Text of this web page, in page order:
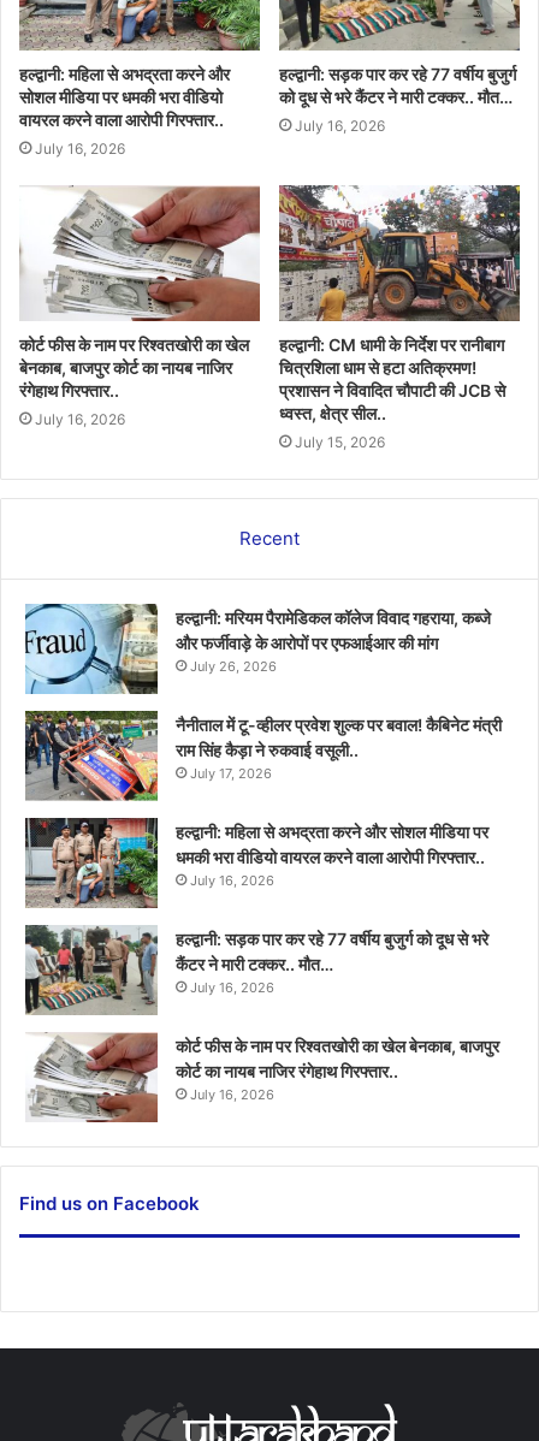
हल्द्वानी: महिला से अभद्रता करने और
सोशल मीडिया पर धमकी भरा वीडियो
वायरल करने वाला आरोपी गिरफ्तार..
July 16, 2026
हल्द्वानी: सड़क पार कर रहे 77 वर्षीय बुजुर्ग
को दूध से भरे कैंटर ने मारी टक्कर.. मौत…
July 16, 2026
कोर्ट फीस के नाम पर रिश्वतखोरी का खेल
बेनकाब, बाजपुर कोर्ट का नायब नाजिर
रंगेहाथ गिरफ्तार..
July 16, 2026
हल्द्वानी: CM धामी के निर्देश पर रानीबाग
चित्रशिला धाम से हटा अतिक्रमण!
प्रशासन ने विवादित चौपाटी की JCB से
ध्वस्त, क्षेत्र सील..
July 15, 2026
Recent
हल्द्वानी: मरियम पैरामेडिकल कॉलेज विवाद गहराया, कब्जे
और फर्जीवाड़े के आरोपों पर एफआईआर की मांग
July 26, 2026
नैनीताल में टू-व्हीलर प्रवेश शुल्क पर बवाल! कैबिनेट मंत्री
राम सिंह कैड़ा ने रुकवाई वसूली..
July 17, 2026
हल्द्वानी: महिला से अभद्रता करने और सोशल मीडिया पर
धमकी भरा वीडियो वायरल करने वाला आरोपी गिरफ्तार..
July 16, 2026
हल्द्वानी: सड़क पार कर रहे 77 वर्षीय बुजुर्ग को दूध से भरे
कैंटर ने मारी टक्कर.. मौत…
July 16, 2026
कोर्ट फीस के नाम पर रिश्वतखोरी का खेल बेनकाब, बाजपुर
कोर्ट का नायब नाजिर रंगेहाथ गिरफ्तार..
July 16, 2026
Find us on Facebook